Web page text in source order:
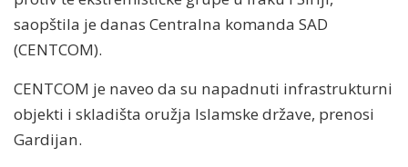
saopštila je danas Centralna komanda SAD
(CENTCOM).
CENTCOM je naveo da su napadnuti infrastrukturni
objekti i skladišta oružja Islamske države, prenosi
Gardijan.